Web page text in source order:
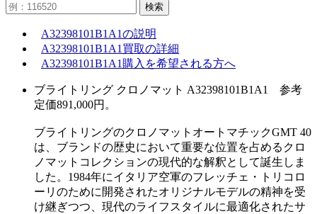
検索
A32398101B1A1の説明
A32398101B1A1買取の詳細
A32398101B1A1購入を希望される方へ
ブライトリング クロノマット A32398101B1A1 参考
定価891,000円。
ブライトリングのクロノマットオートマチックGMT 40
は、ブランドの歴史において重要な位置を占めるクロ
ノマットコレクションの現代的な解釈として誕生しま
した。1984年にイタリア空軍のフレッチェ・トリコロ
ーリのために開発されたオリジナルモデルの精神を受
け継ぎつつ、現代のライフスタイルに最適化されたサ